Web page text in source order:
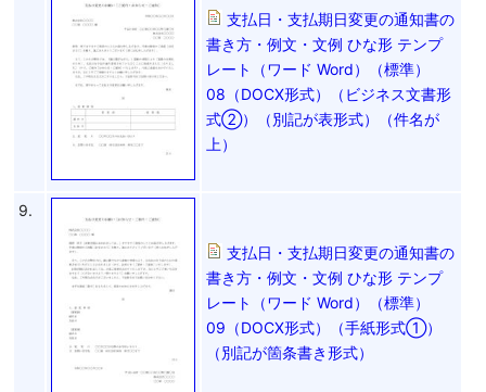
支払日・支払期日変更の通知書の
書き方・例文・文例 ひな形 テンプ
レート（ワード Word）（標準）
08（DOCX形式）（ビジネス文書形
式②）（別記が表形式）（件名が
上）
9.
支払日・支払期日変更の通知書の
書き方・例文・文例 ひな形 テンプ
レート（ワード Word）（標準）
09（DOCX形式）（手紙形式①）
（別記が箇条書き形式）